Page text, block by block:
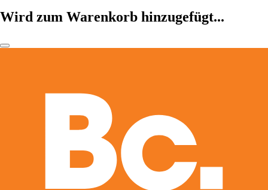
Wird zum Warenkorb hinzugefügt...